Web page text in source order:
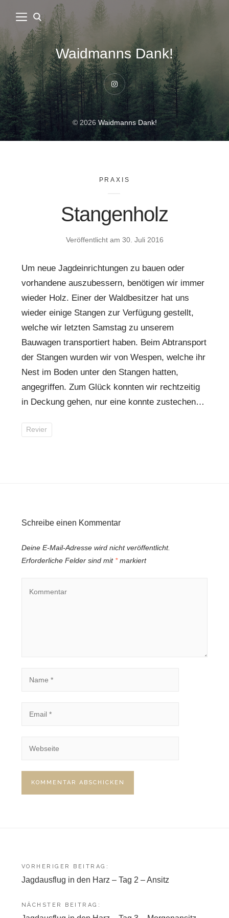
Waidmanns Dank!
Instagram
© 2026Waidmanns Dank!
PRAXIS
Stangenholz
Veröffentlicht am 30. Juli 2016
Um neue Jagdeinrichtungen zu bauen oder
vorhandene auszubessern, benötigen wir immer
wieder Holz. Einer der Waldbesitzer hat uns
wieder einige Stangen zur Verfügung gestellt,
welche wir letzten Samstag zu unserem
Bauwagen transportiert haben. Beim Abtransport
der Stangen wurden wir von Wespen, welche ihr
Nest im Boden unter den Stangen hatten,
angegriffen. Zum Glück konnten wir rechtzeitig
in Deckung gehen, nur eine konnte zustechen…
Revier
Schreibe einen Kommentar
Deine E-Mail-Adresse wird nicht veröffentlicht.
Erforderliche Felder sind mit *markiert
Beitragsnavigation
VORHERIGER BEITRAG:
Jagdausflug in den Harz – Tag 2 – Ansitz
NÄCHSTER BEITRAG: